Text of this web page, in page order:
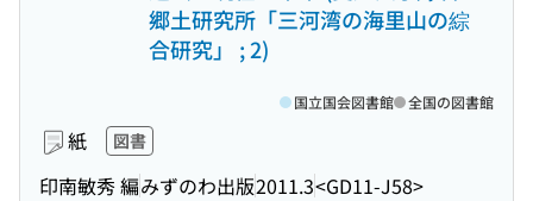
郷土研究所「三河湾の海里山の綜
合研究」 ; 2)
紙 図書
印南敏秀 編みずのわ出版2011.3<GD11-J58>
国立国会図書館 全国の図書館